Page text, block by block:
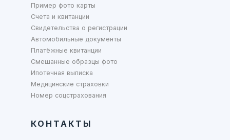
Пример фото карты
Счета и квитанции
Свидетельства о регистрации
Автомобильные документы
Платёжные квитанции
Смешанные образцы фото
Ипотечная выписка
Медицинские страховки
Номер соцстрахования
КОНТАКТЫ